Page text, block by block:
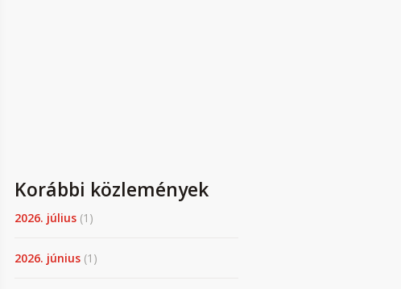
Korábbi közlemények
2026. július (1)
2026. június (1)